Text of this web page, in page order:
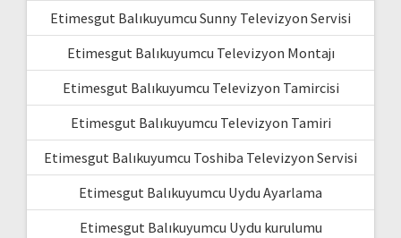
Etimesgut Balıkuyumcu Sunny Televizyon Servisi
Etimesgut Balıkuyumcu Televizyon Montajı
Etimesgut Balıkuyumcu Televizyon Tamircisi
Etimesgut Balıkuyumcu Televizyon Tamiri
Etimesgut Balıkuyumcu Toshiba Televizyon Servisi
Etimesgut Balıkuyumcu Uydu Ayarlama
Etimesgut Balıkuyumcu Uydu kurulumu